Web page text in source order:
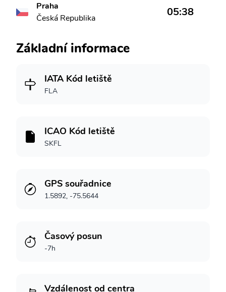
Praha
Česká Republika
05:38
Základní informace
IATA Kód letiště
FLA
ICAO Kód letiště
SKFL
GPS souřadnice
1.5892, -75.5644
Časový posun
-7h
Vzdálenost od centra